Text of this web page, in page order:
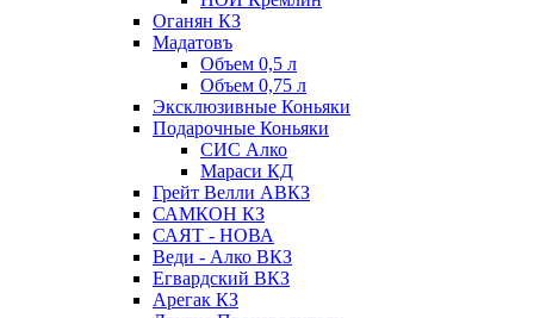
Оганян КЗ
Мадатовъ
Объем 0,5 л
Объем 0,75 л
Эксклюзивные Коньяки
Подарочные Коньяки
СИС Алко
Мараси КД
Грейт Велли АВКЗ
САМКОН КЗ
САЯТ - НОВА
Веди - Алко ВКЗ
Егвардский ВКЗ
Арегак КЗ